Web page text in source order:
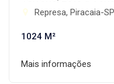
Represa, Piracaia-SP
1024 M²
Mais informações